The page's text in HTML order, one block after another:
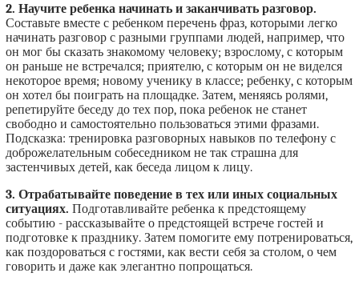
2. Научите ребенка начинать и заканчивать разговор.
Составьте вместе с ребенком перечень фраз, которыми легко
начинать разговор с разными группами людей, например, что
он мог бы сказать знакомому человеку; взрослому, с которым
он раньше не встречался; приятелю, с которым он не виделся
некоторое время; новому ученику в классе; ребенку, с которым
он хотел бы поиграть на площадке. Затем, меняясь ролями,
репетируйте беседу до тех пор, пока ребенок не станет
свободно и самостоятельно пользоваться этими фразами.
Подсказка: тренировка разговорных навыков по телефону с
доброжелательным собеседником не так страшна для
застенчивых детей, как беседа лицом к лицу.
3. Отрабатывайте поведение в тех или иных социальных
ситуациях. Подготавливайте ребенка к предстоящему
событию - рассказывайте о предстоящей встрече гостей и
подготовке к празднику. Затем помогите ему потренироваться,
как поздороваться с гостями, как вести себя за столом, о чем
говорить и даже как элегантно попрощаться.